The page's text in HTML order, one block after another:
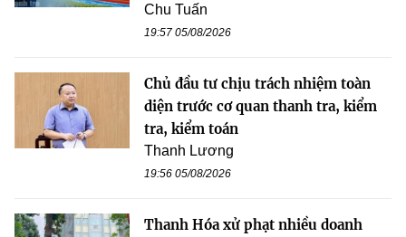
Chu Tuấn
19:57 05/08/2026
Chủ đầu tư chịu trách nhiệm toàn
diện trước cơ quan thanh tra, kiểm
tra, kiểm toán
Thanh Lương
19:56 05/08/2026
Thanh Hóa xử phạt nhiều doanh